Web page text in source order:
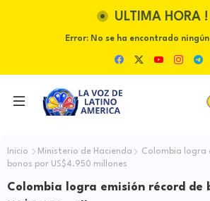
ULTIMA HORA !
Error:No se ha encontrado
Inicio Ministerio de Hacienda
Colombia logra
bonos por US$4.950 millones
Colombia logra emisión récord de